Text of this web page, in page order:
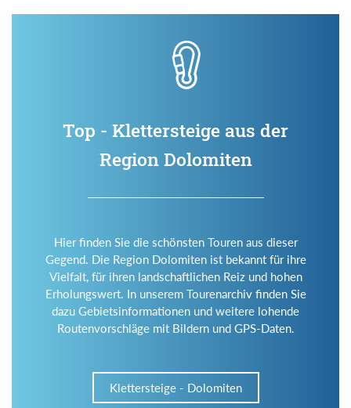
Top - Klettersteige aus der
Region Dolomiten
Hier finden Sie die schönsten Touren aus dieser
Gegend. Die Region Dolomiten ist bekannt für ihre
Vielfalt, für ihren landschaftlichen Reiz und hohen
Erholungswert. In unserem Tourenarchiv finden Sie
dazu Gebietsinformationen und weitere lohende
Routenvorschläge mit Bildern und GPS-Daten.
Klettersteige - Dolomiten